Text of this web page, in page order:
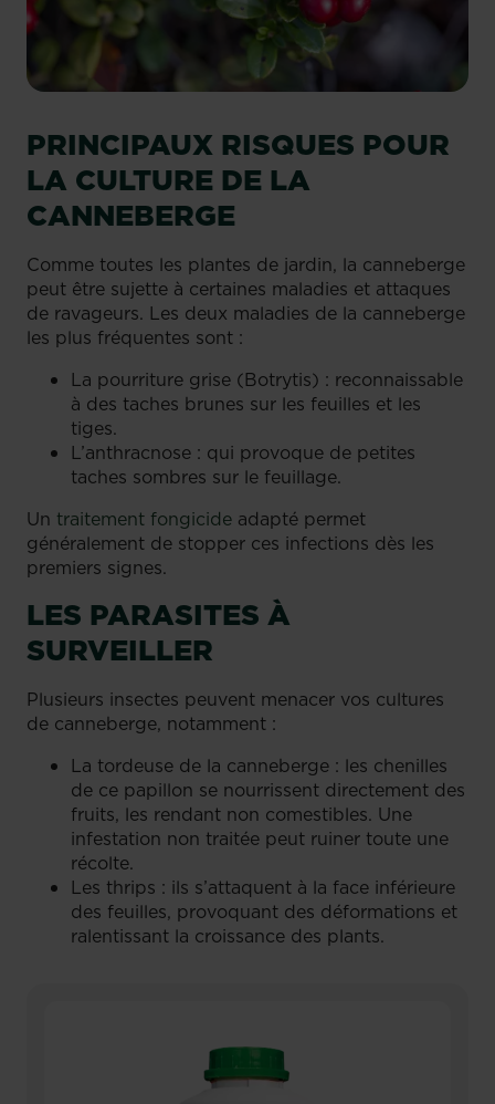
PRINCIPAUX RISQUES POUR
LA CULTURE DE LA
CANNEBERGE
Comme toutes les plantes de jardin, la canneberge
peut être sujette à certaines maladies et attaques
de ravageurs. Les deux maladies de la canneberge
les plus fréquentes sont :
La pourriture grise (Botrytis) : reconnaissable
à des taches brunes sur les feuilles et les
tiges.
L’anthracnose : qui provoque de petites
taches sombres sur le feuillage.
Un traitement fongicide adapté permet
généralement de stopper ces infections dès les
premiers signes.
LES PARASITES À
SURVEILLER
Plusieurs insectes peuvent menacer vos cultures
de canneberge, notamment :
La tordeuse de la canneberge : les chenilles
de ce papillon se nourrissent directement des
fruits, les rendant non comestibles. Une
infestation non traitée peut ruiner toute une
récolte.
Les thrips : ils s’attaquent à la face inférieure
des feuilles, provoquant des déformations et
ralentissant la croissance des plants.